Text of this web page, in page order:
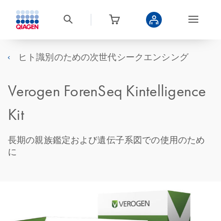
ヒト識別のための次世代シークエンシング
Verogen ForenSeq Kintelligence
Kit
長期の親族鑑定および遺伝子系図での使用のため
に